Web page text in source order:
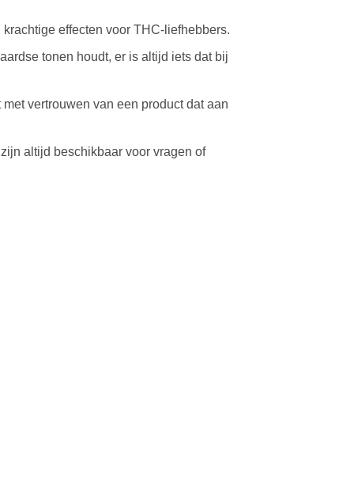
effecten voor THC-liefhebbers.
tonen houdt, er is altijd iets dat bij
vertrouwen van een product dat aan
altijd beschikbaar voor vragen of